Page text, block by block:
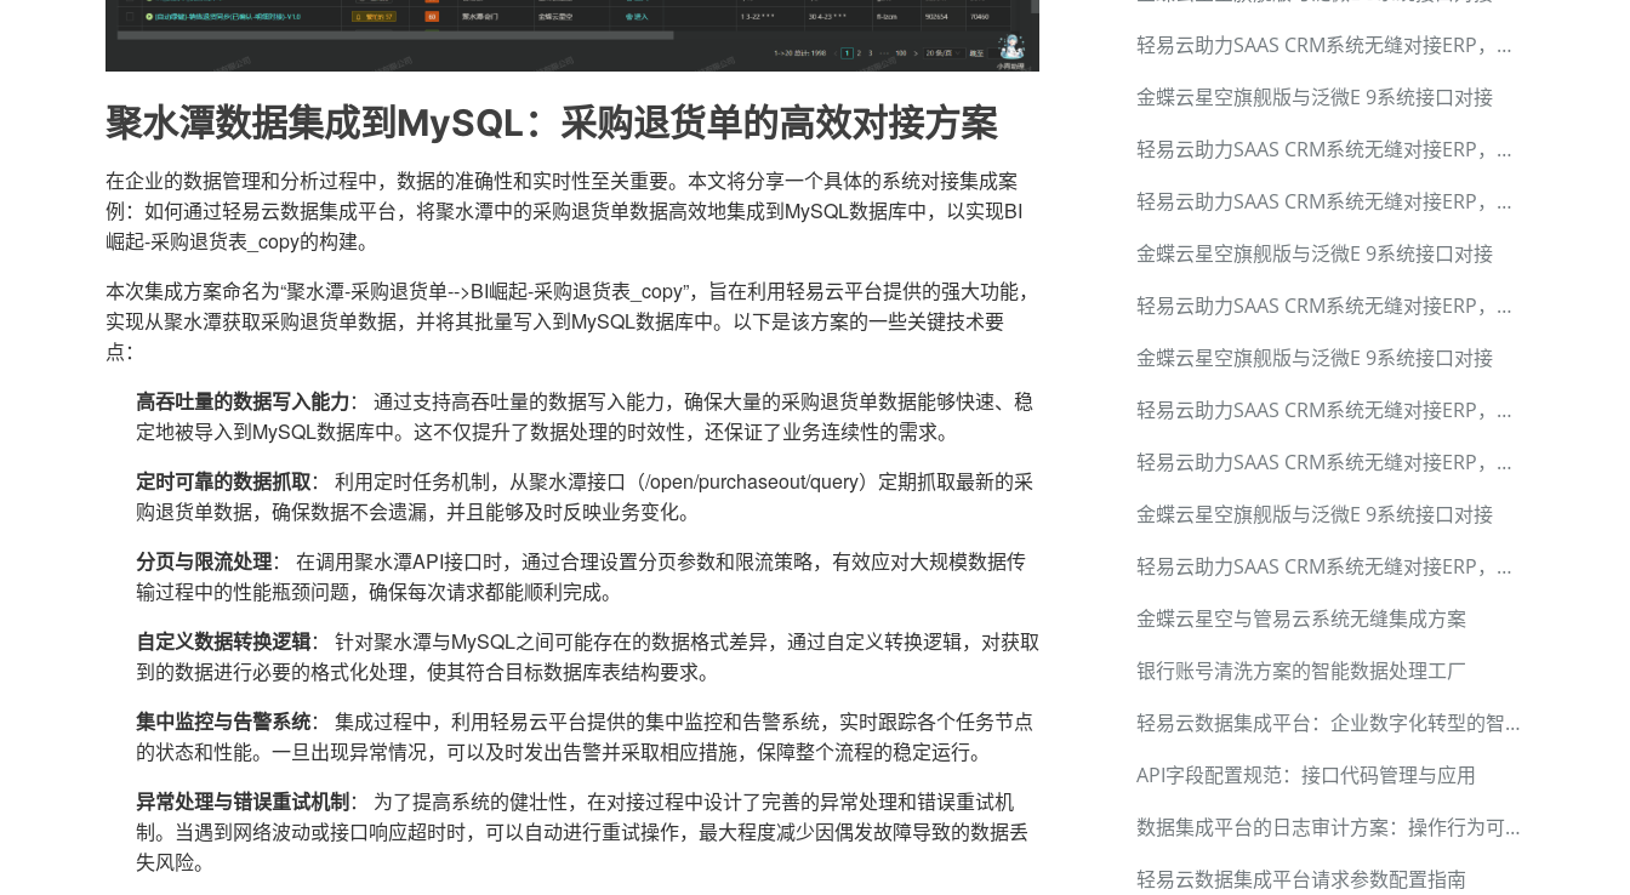
聚水潭数据集成到MySQL：采购退货单的高效对接方案
在企业的数据管理和分析过程中，数据的准确性和实时性至关重要。本文将分享一个具体的系统对接集成案
例：如何通过轻易云数据集成平台，将聚水潭中的采购退货单数据高效地集成到MySQL数据库中，以实现BI
崛起-采购退货表_copy的构建。
本次集成方案命名为“聚水潭-采购退货单-->BI崛起-采购退货表_copy”，旨在利用轻易云平台提供的强大功能，
实现从聚水潭获取采购退货单数据，并将其批量写入到MySQL数据库中。以下是该方案的一些关键技术要
点：
高吞吐量的数据写入能力： 通过支持高吞吐量的数据写入能力，确保大量的采购退货单数据能够快速、稳
定地被导入到MySQL数据库中。这不仅提升了数据处理的时效性，还保证了业务连续性的需求。
定时可靠的数据抓取： 利用定时任务机制，从聚水潭接口（/open/purchaseout/query）定期抓取最新的采
购退货单数据，确保数据不会遗漏，并且能够及时反映业务变化。
分页与限流处理： 在调用聚水潭API接口时，通过合理设置分页参数和限流策略，有效应对大规模数据传
输过程中的性能瓶颈问题，确保每次请求都能顺利完成。
自定义数据转换逻辑： 针对聚水潭与MySQL之间可能存在的数据格式差异，通过自定义转换逻辑，对获取
到的数据进行必要的格式化处理，使其符合目标数据库表结构要求。
集中监控与告警系统： 集成过程中，利用轻易云平台提供的集中监控和告警系统，实时跟踪各个任务节点
的状态和性能。一旦出现异常情况，可以及时发出告警并采取相应措施，保障整个流程的稳定运行。
异常处理与错误重试机制： 为了提高系统的健壮性，在对接过程中设计了完善的异常处理和错误重试机
制。当遇到网络波动或接口响应超时时，可以自动进行重试操作，最大程度减少因偶发故障导致的数据丢
失风险。
轻易云助力SAAS CRM系统无缝对接ERP，小满CRM集成标准套件
金蝶云星空旗舰版与泛微E 9系统接口对接
轻易云助力SAAS CRM系统无缝对接ERP，小满CRM集成标准套件
轻易云助力SAAS CRM系统无缝对接ERP，小满CRM集成标准套件
金蝶云星空旗舰版与泛微E 9系统接口对接
轻易云助力SAAS CRM系统无缝对接ERP，小满CRM集成标准套件
金蝶云星空旗舰版与泛微E 9系统接口对接
轻易云助力SAAS CRM系统无缝对接ERP，小满CRM集成标准套件
轻易云助力SAAS CRM系统无缝对接ERP，小满CRM集成标准套件
金蝶云星空旗舰版与泛微E 9系统接口对接
轻易云助力SAAS CRM系统无缝对接ERP，小满CRM集成标准套件
金蝶云星空与管易云系统无缝集成方案
银行账号清洗方案的智能数据处理工厂
轻易云数据集成平台：企业数字化转型的智能引擎
API字段配置规范：接口代码管理与应用
数据集成平台的日志审计方案：操作行为可追溯
轻易云数据集成平台请求参数配置指南